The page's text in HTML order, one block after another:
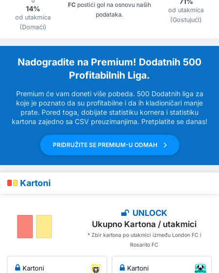
14%
od utakmica
(Domaći)
FC postići gol na osnovu naših
podataka.
od utakmica
(Gostujući)
Nadogradite na Premium! Dodatnih 500
Profitabilnih Liga.
Premium će vam doneti više pobeda. 500 Dodatnih liga za
koje je poznato da su profitabilne i da ih kladioničari manje
prate. Pored toga, dobijate statistiku kornera i statistiku
kartona zajedno sa CSV preuzimanjima. Pretplatite se danas!
PRIDRUŽITE SE PREMIUM-U ODMAH
Kartoni
UNLOCK
Ukupno Kartona / utakmici
* Zbir kartona po utakmici između London FC i
Rosarito FC
Kartoni Kartoni